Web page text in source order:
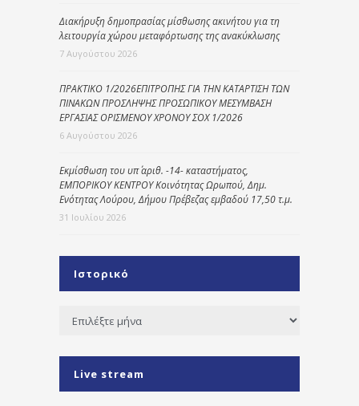
Διακήρυξη δημοπρασίας μίσθωσης ακινήτου για τη
λειτουργία χώρου μεταφόρτωσης της ανακύκλωσης
7 Αυγούστου 2026
ΠΡΑΚΤΙΚΟ 1/2026ΕΠΙΤΡΟΠΗΣ ΓΙΑ ΤΗΝ ΚΑΤΑΡΤΙΣΗ ΤΩΝ
ΠΙΝΑΚΩΝ ΠΡΟΣΛΗΨΗΣ ΠΡΟΣΩΠΙΚΟΥ ΜΕΣΥΜΒΑΣΗ
ΕΡΓΑΣΙΑΣ ΟΡΙΣΜΕΝΟΥ ΧΡΟΝΟΥ ΣΟΧ 1/2026
6 Αυγούστου 2026
Εκμίσθωση του υπ΄ αριθ. -14- καταστήματος,
ΕΜΠΟΡΙΚΟΥ ΚΕΝΤΡΟΥ Κοινότητας Ωρωπού, Δημ.
Ενότητας Λούρου, Δήμου Πρέβεζας εμβαδού 17,50 τ.μ.
31 Ιουλίου 2026
Ιστορικό
Ιστορικό
Live stream